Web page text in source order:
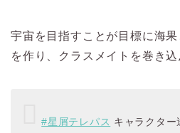
宇宙を目指すことが目標に海果
を作り、クラスメイトを巻き込
#星屑テレパス キャラクター